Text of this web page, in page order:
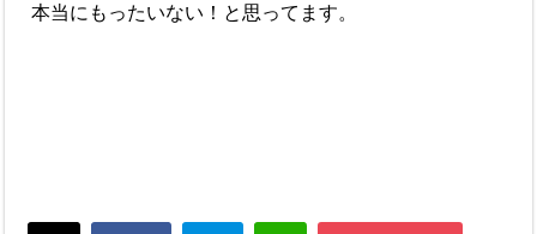
本当にもったいない！と思ってます。